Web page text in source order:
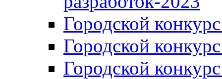
Городской
Городской
Городской